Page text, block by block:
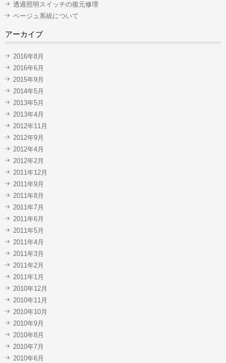
透過照明スイッチの復元修理
ベージュ系統について
アーカイブ
2016年8月
2016年6月
2015年9月
2014年5月
2013年5月
2013年4月
2012年11月
2012年9月
2012年4月
2012年2月
2011年12月
2011年9月
2011年8月
2011年7月
2011年6月
2011年5月
2011年4月
2011年3月
2011年2月
2011年1月
2010年12月
2010年11月
2010年10月
2010年9月
2010年8月
2010年7月
2010年6月